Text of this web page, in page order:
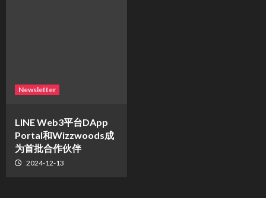
Newsletter
LINE Web3平台DApp
Portal和Wizzwoods成
为首批合作伙伴
2024-12-13